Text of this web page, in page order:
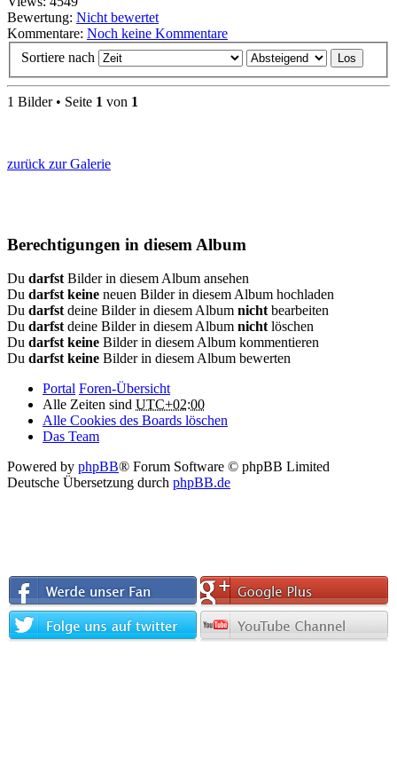
Bewertung: Nicht bewertet
Kommentare: Noch keine Kommentare
Sortiere nach
1 Bilder • Seite 1 von 1
zurück zur Galerie
Berechtigungen in diesem Album
Du darfst Bilder in diesem Album ansehen
Du darfst keine neuen Bilder in diesem Album hochladen
Du darfst deine Bilder in diesem Album nicht bearbeiten
Du darfst deine Bilder in diesem Album nicht löschen
Du darfst keine Bilder in diesem Album kommentieren
Du darfst keine Bilder in diesem Album bewerten
Portal Foren-Übersicht
Alle Zeiten sind UTC+02:00
Alle Cookies des Boards löschen
Das Team
Powered by phpBB® Forum Software © phpBB Limited
Deutsche Übersetzung durch phpBB.de